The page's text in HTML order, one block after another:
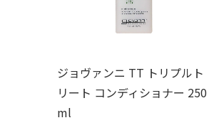
ジョヴァンニ TT トリプルト
リート コンディショナー 250
ml